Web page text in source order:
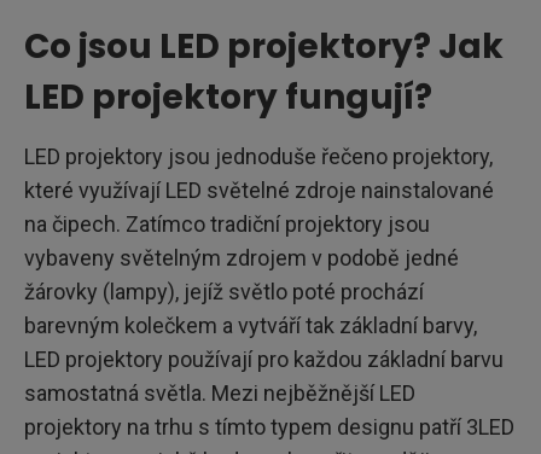
Co jsou LED projektory? Jak
LED projektory fungují?
LED projektory jsou jednoduše řečeno projektory,
které využívají LED světelné zdroje nainstalované
na čipech. Zatímco tradiční projektory jsou
vybaveny světelným zdrojem v podobě jedné
žárovky (lampy), jejíž světlo poté prochází
barevným kolečkem a vytváří tak základní barvy,
LED projektory používají pro každou základní barvu
samostatná světla. Mezi nejběžnější LED
projektory na trhu s tímto typem designu patří 3LED